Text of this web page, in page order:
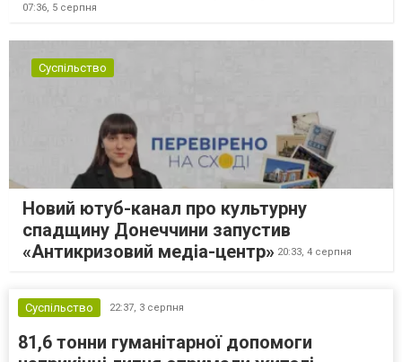
07:36, 5 серпня
Суспільство
Новий ютуб-канал про культурну
спадщину Донеччини запустив
«Антикризовий медіа-центр» 20:33, 4 серпня
Суспільство 22:37, 3 серпня
81,6 тонни гуманітарної допомоги